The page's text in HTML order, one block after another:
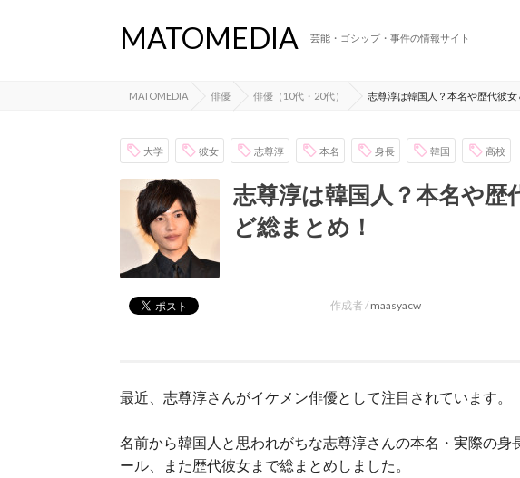
MATOMEDIA 芸能・ゴシップ・事件の情報サイト
MATOMEDIA 俳優 俳優（10代・20代） 志尊淳は韓国人？本名や歴代彼女
大学 彼女 志尊淳 本名 身長 韓国 高校
志尊淳は韓国人？本名や歴
ど総まとめ！
作成者 / maasyacw
最近、志尊淳さんがイケメン俳優として注目されています。
名前から韓国人と思われがちな志尊淳さんの本名・実際の身
ール、また歴代彼女まで総まとめしました。